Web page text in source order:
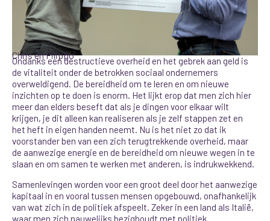
Chris en Filippo
Ondanks een destructieve overheid en het gebrek aan geld is
de vitaliteit onder de betrokken sociaal ondernemers
overweldigend. De bereidheid om te leren en om nieuwe
inzichten op te doen is enorm. Het lijkt erop dat men zich hier
meer dan elders beseft dat als je dingen voor elkaar wilt
krijgen, je dit alleen kan realiseren als je zelf stappen zet en
het heft in eigen handen neemt. Nu is het niet zo dat ik
voorstander ben van een zich terugtrekkende overheid, maar
de aanwezige energie en de bereidheid om nieuwe wegen in te
slaan en om samen te werken met anderen, is indrukwekkend.
Samenlevingen worden voor een groot deel door het aanwezige
kapitaal in en vooral tussen mensen opgebouwd, onafhankelijk
van wat zich in de politiek afspeelt. Zeker in een land als Italië,
waar men zich nauwelijks bezighoudt met politiek